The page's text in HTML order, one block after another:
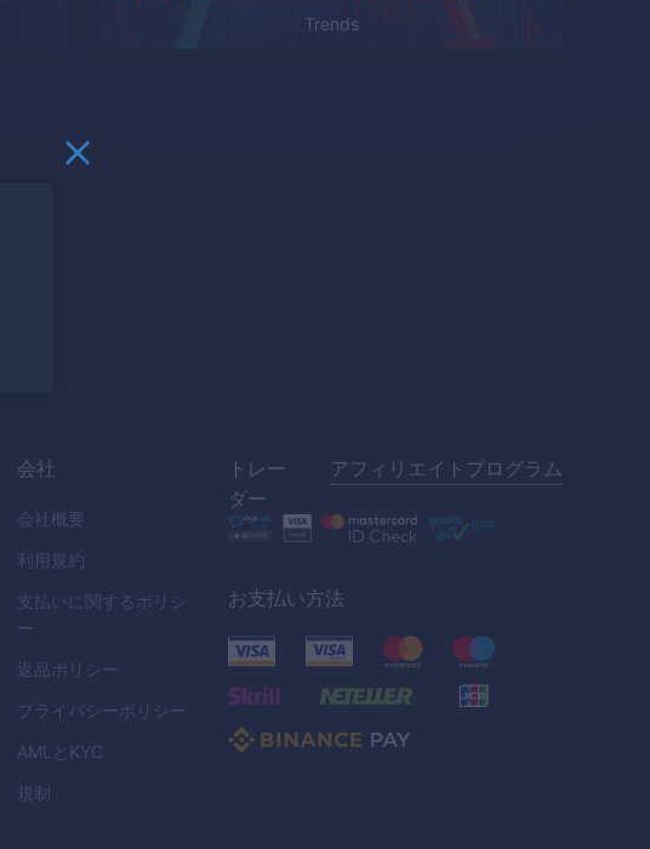
Trends
会社
会社概要
利用規約
支払いに関するポリシ
ー
返品ポリシー
プライバシーポリシー
AML と KYC
規制
トレー
ダー
アフィリエイトプログラム
お支払い方法